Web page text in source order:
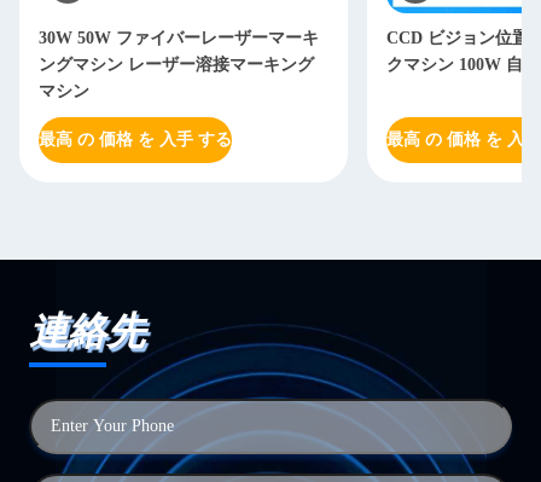
30W 50W ファイバーレーザーマーキ
ングマシン レーザー溶接マーキング
マシン
最高 の 価格 を 入手 する
CCD ビジョン位置
クマシン 100W 自
最高 の 価格 を 入
連絡先